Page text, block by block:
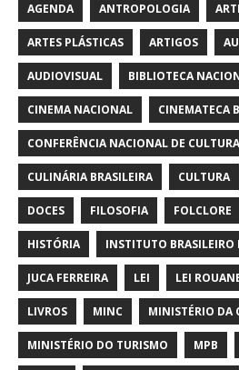
AGENDA ANTROPOLOGIA
ARTES PLÁSTICAS ARTIGOS
AUDIOVISUAL BIBLIOTECA
CINEMA NACIONAL CINEMATECA
CONFERÊNCIA NACIONAL DE CULTURA
CULINÁRIA BRASILEIRA CULTURA
DOCES FILOSOFIA FOLCLORE
HISTÓRIA INSTITUTO BRASILEIRO
JUCA FERREIRA LEI LEI
LIVROS MINC MINISTÉRIO DA
MINISTÉRIO DO TURISMO MPB